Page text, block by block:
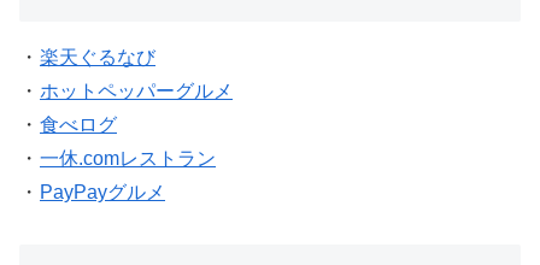
・ 楽天ぐるなび
・ ホットペッパーグルメ
・ 食べログ
・ 一休.comレストラン
・ PayPayグルメ